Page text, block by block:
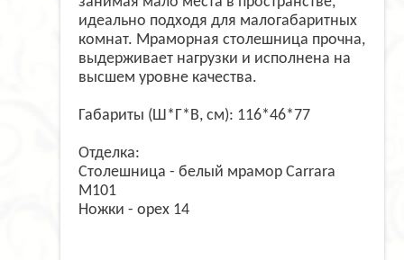
идеально подходя для малогабаритных
комнат. Мраморная столешница прочна,
выдерживает нагрузки и исполнена на
высшем уровне качества.
Габариты (Ш*Г*В, см): 116*46*77
Отделка:
Столешница - белый мрамор Carrara
M101
Ножки - орех 14